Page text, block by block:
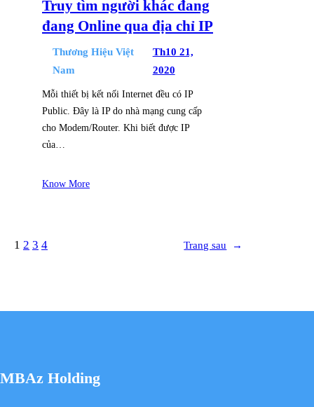
Truy tìm người khác đang
đang Online qua địa chỉ IP
Thương Hiệu Việt
Nam
Th10 21,
2020
Mỗi thiết bị kết nối Internet đều có IP
Public. Đây là IP do nhà mạng cung cấp
cho Modem/Router. Khi biết được IP
của…
Know More
1 2 3 4 Trang sau →
MBAz Holding